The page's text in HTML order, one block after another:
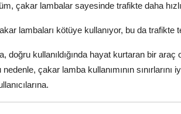
çakar lambalar sayesinde trafikte daha
lambaları kötüye kullanıyor, bu da trafikte
doğru kullanıldığında hayat kurtaran bir araç
çakar lamba kullanımının